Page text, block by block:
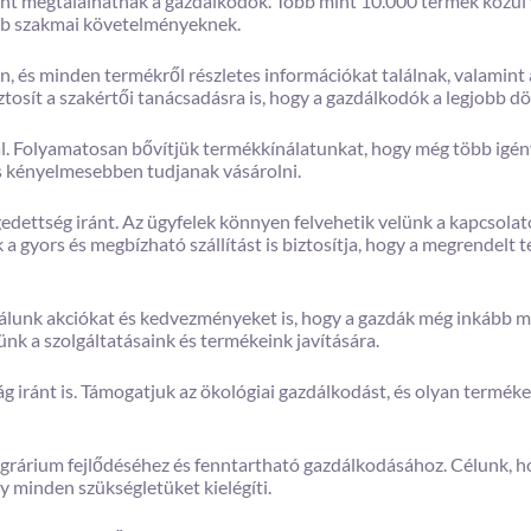
szakmai követelményeknek.
és minden termékről részletes információkat találnak, valamint
a szakértői tanácsadásra is, hogy a gazdálkodók a legjobb
Folyamatosan bővítjük termékkínálatunkat, hogy még több
tudjanak vásárolni.
iránt. Az ügyfelek könnyen felvehetik velünk a
a gyors és megbízható szállítást is biztosítja, hogy a megrendelt
akciókat és kedvezményeket is, hogy a gazdák még
a szolgáltatásaink és termékeink javítására.
is. Támogatjuk az ökológiai gazdálkodást, és olyan
fejlődéséhez és fenntartható gazdálkodásához. Célunk,
minden szükségletüket kielégíti.